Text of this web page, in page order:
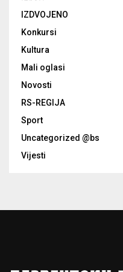
IZDVOJENO
Konkursi
Kultura
Mali oglasi
Novosti
RS-REGIJA
Sport
Uncategorized @bs
Vijesti